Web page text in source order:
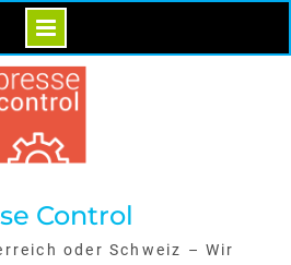
Control
oder Schweiz – Wir